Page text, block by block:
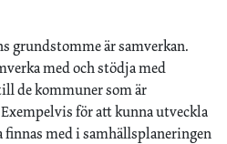
grundstomme är samverkan.
med och stödja med
de kommuner som är
för att kunna utveckla
med i samhällsplaneringen